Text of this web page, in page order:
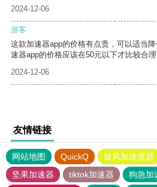
2024-12-06
游客
这款加速器app的价格有点贵，可以适当
速器app的价格应该在50元以下才比较合理
2024-12-06
友情链接
网站地图 QuickQ 旋风加速度器
坚果加速器
tiktok加速器
狗急加